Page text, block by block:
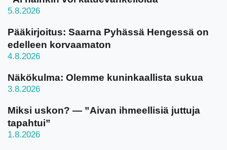
5.8.2026
Pääkirjoitus: Saarna Pyhässä Hengessä on
edelleen korvaamaton
4.8.2026
Näkökulma: Olemme kuninkaallista sukua
3.8.2026
Miksi uskon? — ”Aivan ihmeellisiä juttuja
tapahtui”
1.8.2026